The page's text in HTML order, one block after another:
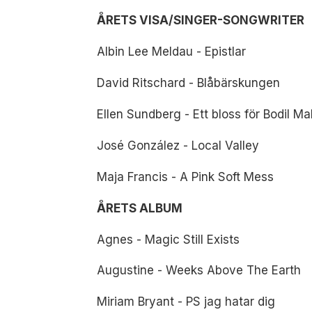
ÅRETS VISA/SINGER-SONGWRITER
Albin Lee Meldau - Epistlar
David Ritschard - Blåbärskungen
Ellen Sundberg - Ett bloss för Bodil
José González - Local Valley
Maja Francis - A Pink Soft Mess
ÅRETS ALBUM
Agnes - Magic Still Exists
Augustine - Weeks Above The Earth
Miriam Bryant - PS jag hatar dig